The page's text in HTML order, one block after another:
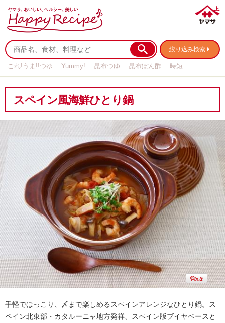
絞り込み検索
これ!うま!!つゆ Yummy! 昆布つゆ 昆布ぽん酢
時短
スペイン風海鮮ひとり鍋
手軽でほっこり、〆まで楽しめるスペインアレンジなひとり鍋。ス
ペイン北東部・カタルーニャ地方発祥、スペイン版ブイヤベースと